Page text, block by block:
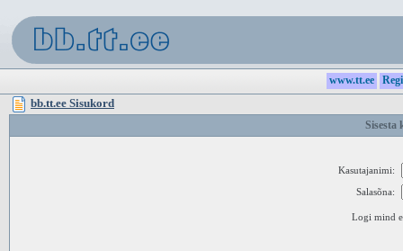
www.tt.ee
bb.tt.ee Sisukord
Sisesta
Kasutajanimi:
Salasõna:
Logi mind